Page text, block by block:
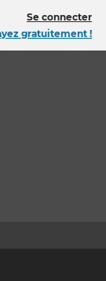
Se connecter
gratuitement !